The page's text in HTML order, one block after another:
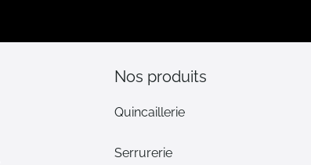
:
Nos produits
Quincaillerie
Serrurerie